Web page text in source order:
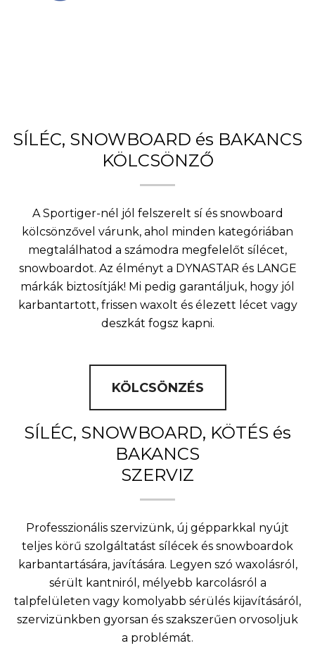
SÍLÉC, SNOWBOARD és BAKANCS
KÖLCSÖNZŐ
A Sportiger-nél jól felszerelt sí és snowboard
kölcsönzővel várunk, ahol minden kategóriában
megtalálhatod a számodra megfelelőt sílécet,
snowboardot. Az élményt a DYNASTAR és LANGE
márkák biztosítják! Mi pedig garantáljuk, hogy jól
karbantartott, frissen waxolt és élezett lécet vagy
deszkát fogsz kapni.
KÖLCSÖNZÉS
SÍLÉC, SNOWBOARD, KÖTÉS és
BAKANCS
SZERVIZ
Professzionális szervizünk, új gépparkkal nyújt
teljes körű szolgáltatást sílécek és snowboardok
karbantartására, javítására. Legyen szó waxolásról,
sérült kantniról, mélyebb karcolásról a
talpfelületen vagy komolyabb sérülés kijavításáról,
szervizünkben gyorsan és szakszerűen orvosoljuk
a problémát.